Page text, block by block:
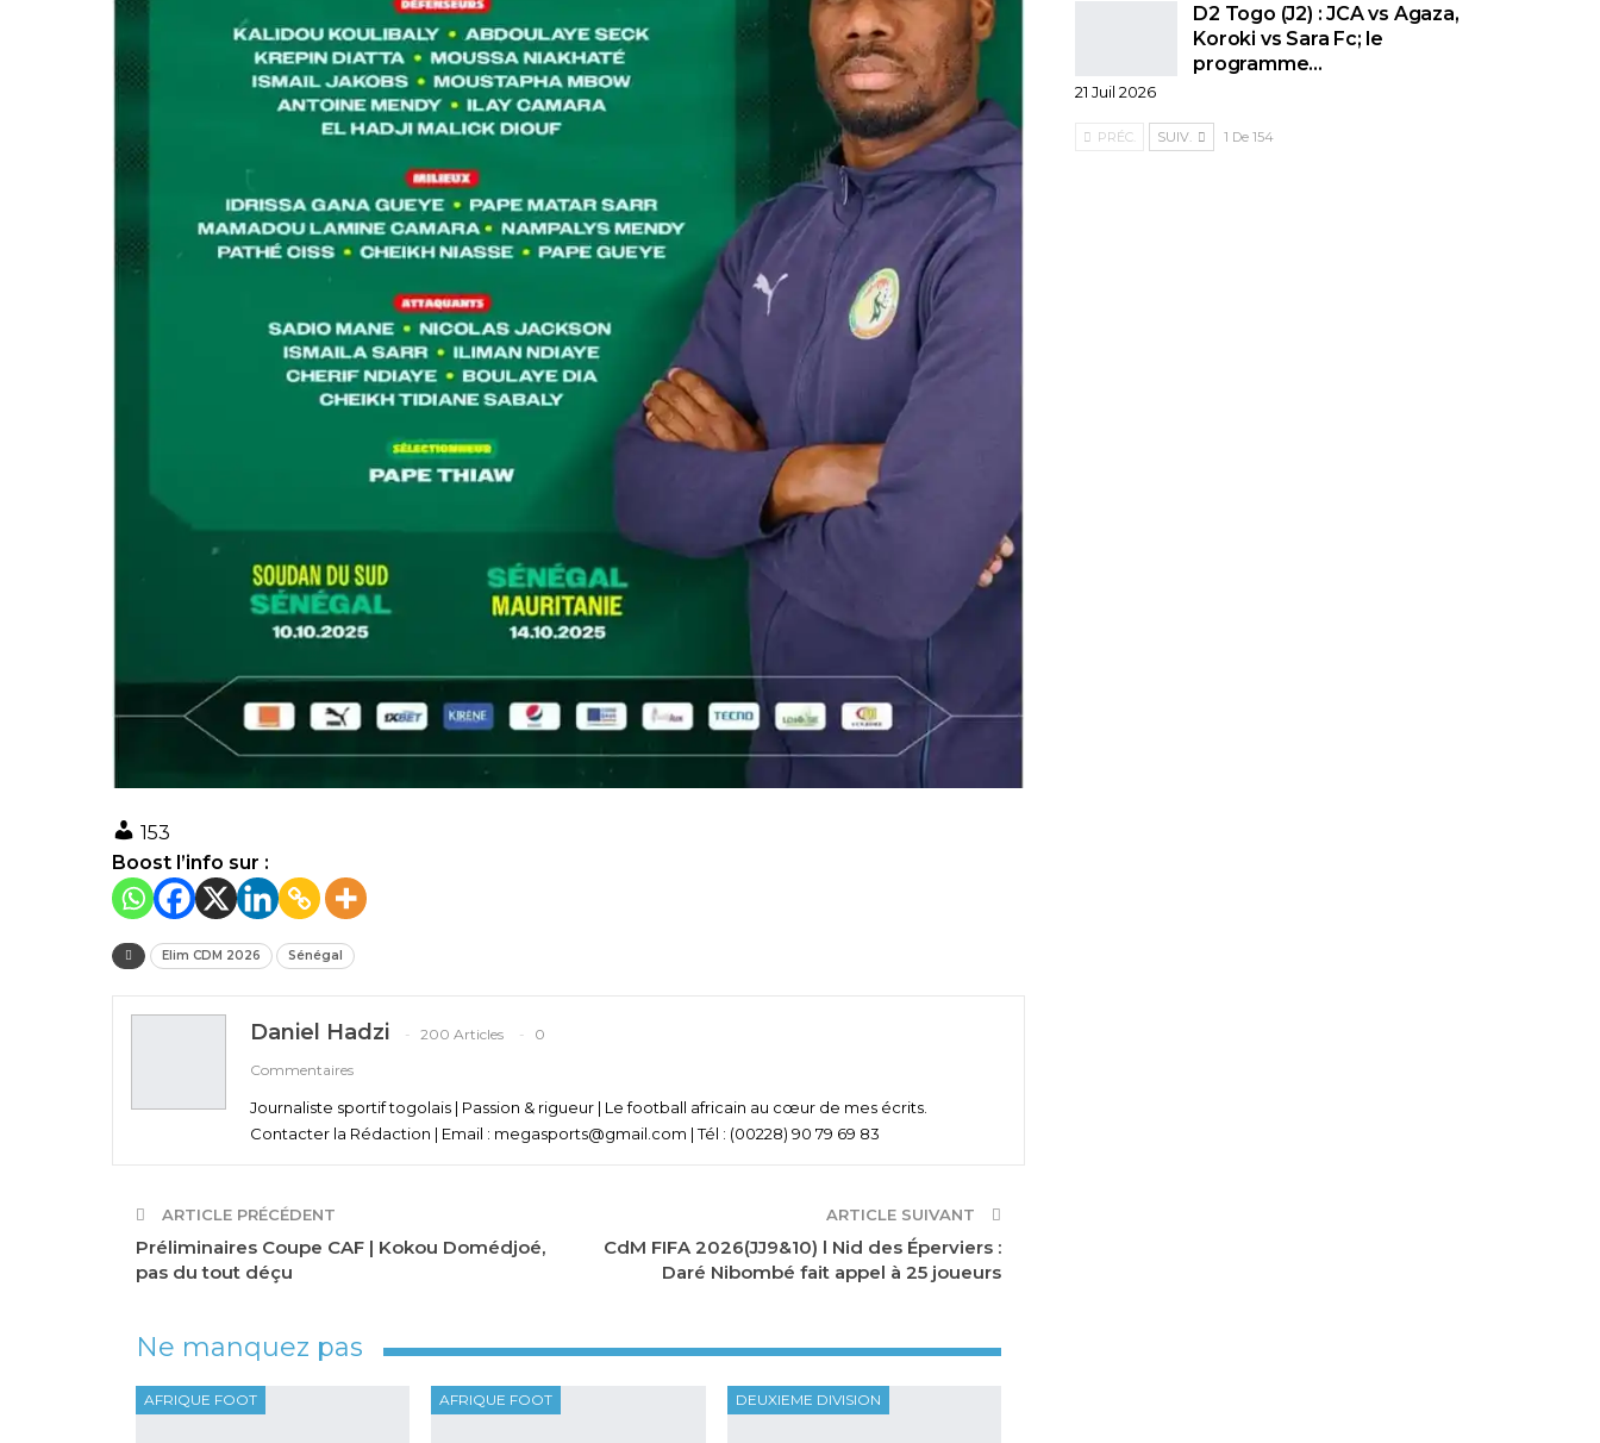
153
Boost l’info sur :
Elim CDM 2026 Sénégal
Daniel Hadzi 200 Articles
0
Commentaires
Journaliste sportif togolais | Passion & rigueur | Le football africain au cœur de mes écrits.
Contacter la Rédaction | Email : megasports@gmail.com | Tél : (00228) 90 79 69 83
ARTICLE PRÉCÉDENT
Préliminaires Coupe CAF | Kokou Domédjoé,
pas du tout déçu
ARTICLE SUIVANT
CdM FIFA 2026(JJ9&10) l Nid des Éperviers :
Daré Nibombé fait appel à 25 joueurs
Ne manquez pas
AFRIQUE FOOT AFRIQUE FOOT DEUXIEME DIVISION
D2 Togo (J2) : JCA vs Agaza,
Koroki vs Sara Fc; le
programme…
21 Juil 2026
PRÉC. SUIV. 1 De 154